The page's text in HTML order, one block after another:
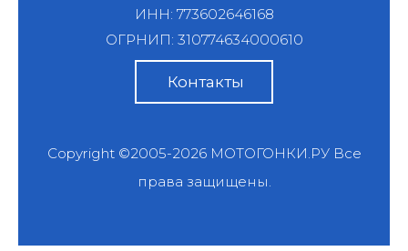
ИНН: 773602646168
ОГРНИП: 310774634000610
Контакты
Copyright ©2005-2026 МОТОГОНКИ.РУВсе
права защищены.